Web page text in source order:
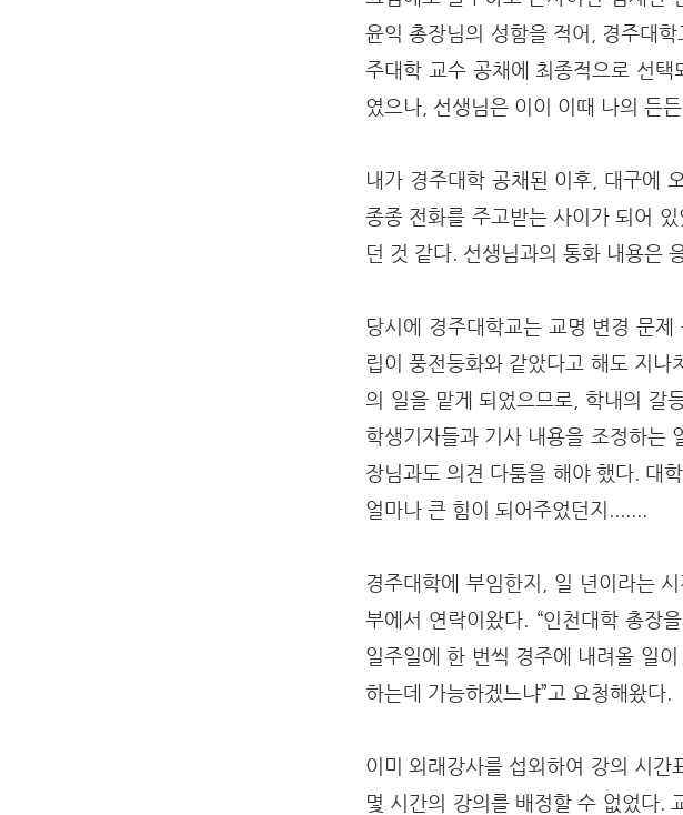
윤익 총장님의 성함을 적어, 경주대
주대학 교수 공채에 최종적으로 선
였으나, 선생님은 이이 이때 나의 든
내가 경주대학 공채된 이후, 대구에
종종 전화를 주고받는 사이가 되어
던 것 같다. 선생님과의 통화 내용은
당시에 경주대학교는 교명 변경 문
립이 풍전등화와 같았다고 해도 지
의 일을 맡게 되었으므로, 학내의 갈
학생기자들과 기사 내용을 조정하는
장님과도 의견 다툼을 해야 했다. 대
얼마나 큰 힘이 되어주었던지.......
경주대학에 부임한지, 일 년이라는
부에서 연락이왔다. “인천대학 총장
일주일에 한 번씩 경주에 내려올 일
하는데 가능하겠느냐”고 요청해왔다.
이미 외래강사를 섭외하여 강의 시간
몇 시간의 강의를 배정할 수 없었다.